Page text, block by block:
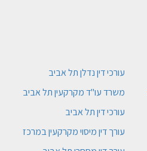
עורכי דין נדלן תל אביב
משרד עו"ד מקרקעין תל אביב
עורכי דין תל אביב
עורך דין מיסוי מקרקעין במרכז